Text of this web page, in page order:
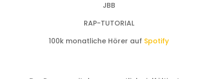
JBB
RAP-TUTORIAL
100k monatliche Hörer auf Spotify